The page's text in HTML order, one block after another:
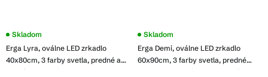
Erga Lyra, oválne LED zrkadlo
40x80cm, 3 farby svetla, predné a
zadné osvetlenie, vyhrievacia
Skladom
Erga Demi, oválne LED zrkadlo
60x90cm, 3 farby svetla, predné
osvetlenie, vyhrievacia podložka
Priemerné
produktu
je
Skladom